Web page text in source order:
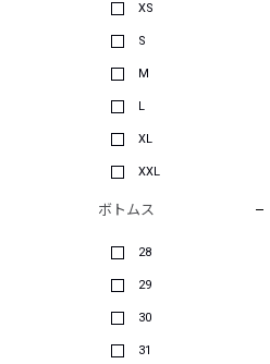
XS
S
M
L
XL
XXL
ボトムス
28
29
30
31